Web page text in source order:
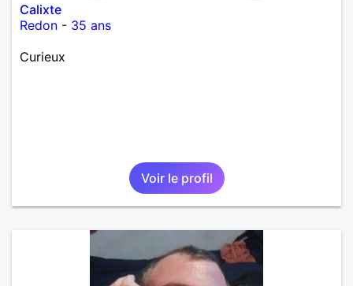
Calixte
Redon - 35 ans
Curieux
Voir le profil